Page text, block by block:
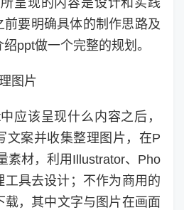
前要明确具体的制作思路及
ppt做一个完整的规划。
图片
应该呈现什么内容之后，
文案并收集整理图片，在P
素材，利用Illustrator、Pho
工具去设计；不作为商用的
载，其中文字与图片在画面